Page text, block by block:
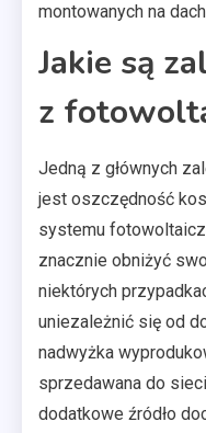
montowanych na
Jakie są
z
Jedną z głównych
jest oszczędność
systemu
znacznie obniżyć
niektórych
uniezależnić się od
nadwyżka
sprzedawana do
dodatkowe źródło